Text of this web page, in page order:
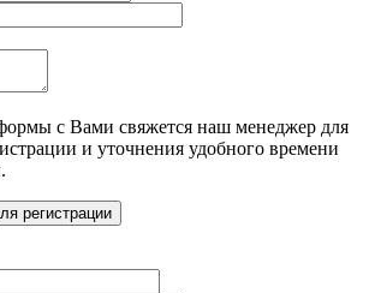
с Вами свяжется наш менеджер для
и уточнения удобного времени